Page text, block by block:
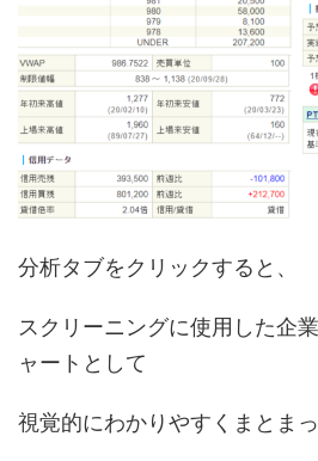
分析タブをクリックすると、
スクリーニングに使用した企
ャートとして
視覚的にわかりやすくまとまっ